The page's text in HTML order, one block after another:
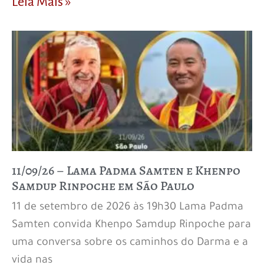
11/09/26 – Lama Padma Samten e Khenpo
Samdup Rinpoche em São Paulo
11 de setembro de 2026 às 19h30 Lama Padma
Samten convida Khenpo Samdup Rinpoche para
uma conversa sobre os caminhos do Darma e a
vida nas